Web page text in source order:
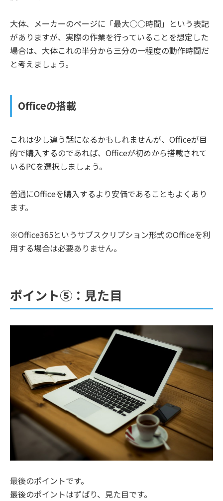
大体、メーカーのページに「最大○○時間」という表記
がありますが、実際の作業を行っていることを想定した
場合は、大体これの半分から三分の一程度の動作時間だ
と考えましょう。
Officeの搭載
これは少し違う話になるかもしれませんが、Officeが目
的で購入するのであれば、Officeが初めから搭載されて
いるPCを選択しましょう。
普通にOfficeを購入するより安価であることもよくあり
ます。
※Office365というサブスクリプション形式のOfficeを利
用する場合は必要ありません。
ポイント⑤：見た目
最後のポイントです。
最後のポイントはずばり、見た目です。